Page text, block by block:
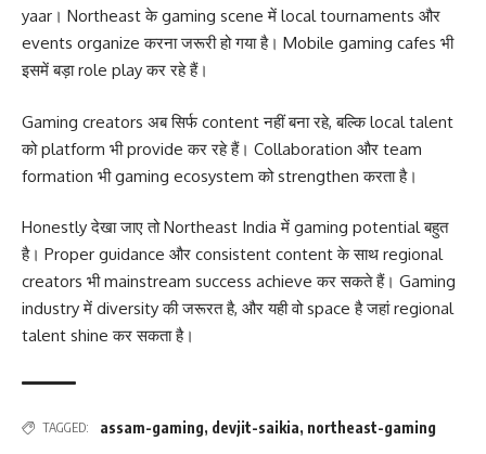
yaar। Northeast के gaming scene में local tournaments और
events organize करना जरूरी हो गया है। Mobile gaming cafes भी
इसमें बड़ा role play कर रहे हैं।
Gaming creators अब सिर्फ content नहीं बना रहे, बल्कि local talent
को platform भी provide कर रहे हैं। Collaboration और team
formation भी gaming ecosystem को strengthen करता है।
Honestly देखा जाए तो Northeast India में gaming potential बहुत
है। Proper guidance और consistent content के साथ regional
creators भी mainstream success achieve कर सकते हैं। Gaming
industry में diversity की जरूरत है, और यही वो space है जहां regional
talent shine कर सकता है।
TAGGED: assam-gaming, devjit-saikia, northeast-gaming